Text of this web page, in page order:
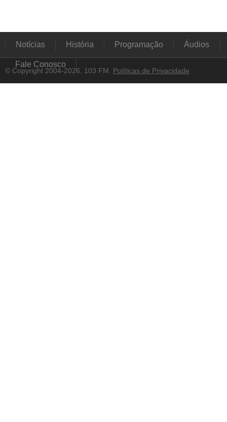
Notícias História Programação Áudios
Fale Conosco
© Copyright 2004-2026. 103 FM. Políticas de Privacidade